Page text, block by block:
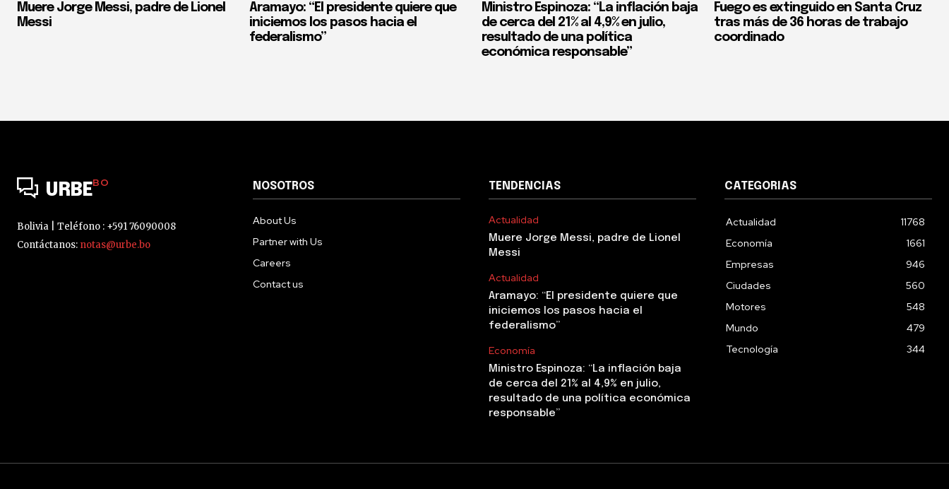
Muere Jorge Messi, padre de Lionel
Messi
Aramayo: “El presidente quiere que
iniciemos los pasos hacia el
federalismo”
Ministro Espinoza: “La inflación baja
de cerca del 21% al 4,9% en julio,
resultado de una política
económica responsable”
Fuego es extinguido en Santa Cruz
tras más de 36 horas de trabajo
coordinado
URBEBO
Bolivia | Teléfono : +591 76090008
Contáctanos: notas@urbe.bo
NOSOTROS
About Us
Partner with Us
Careers
Contact us
TENDENCIAS
Actualidad
Muere Jorge Messi, padre de Lionel
Messi
Actualidad
Aramayo: “El presidente quiere que
iniciemos los pasos hacia el
federalismo”
Economía
Ministro Espinoza: “La inflación baja
de cerca del 21% al 4,9% en julio,
resultado de una política económica
responsable”
CATEGORIAS
Actualidad
11768
Economía
1661
Empresas
946
Ciudades
560
Motores
548
Mundo
479
Tecnología
344